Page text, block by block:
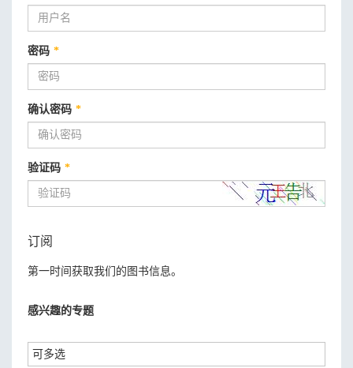
密码 *
确认密码 *
验证码 *
订阅
第一时间获取我们的图书信息。
感兴趣的专题